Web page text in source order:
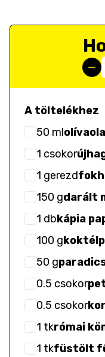
A töltelékhez
50 ml
1 csokor
1 gerezd
150 gdarált
1 dbkápia
100 g
50 g
0.5 csokor
0.5 csokor
1 tkrómai
1 tkfüstölt